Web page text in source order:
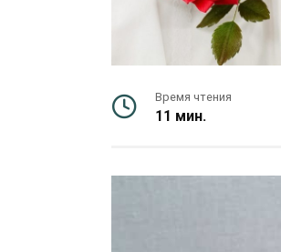
Время чтения
11 мин.